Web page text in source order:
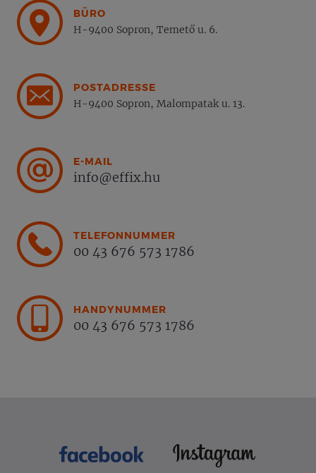
BÜRO
H-9400 Sopron, Temető u. 6.
POSTADRESSE
H-9400 Sopron, Malompatak u. 13.
E-MAIL
info@effix.hu
TELEFONNUMMER
00 43 676 573 1786
HANDYNUMMER
00 43 676 573 1786